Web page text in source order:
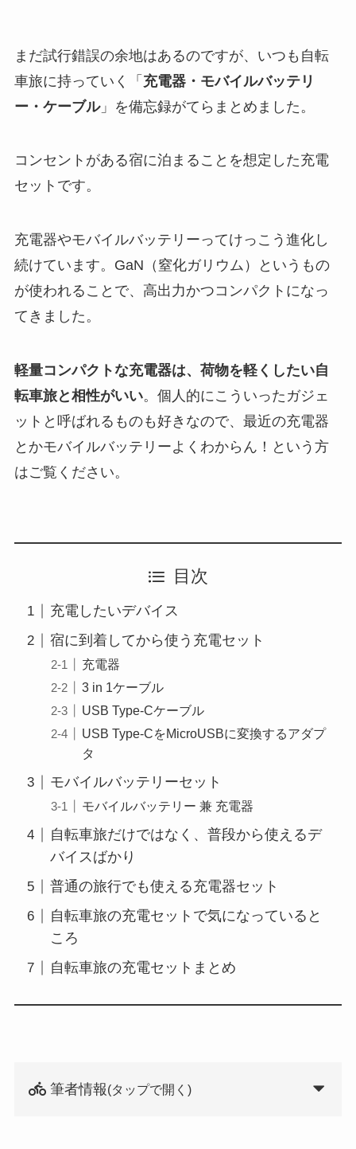
まだ試行錯誤の余地はあるのですが、いつも自転
車旅に持っていく「 充電器・モバイルバッテリ
ー・ケーブル」を備忘録がてらまとめました。
コンセントがある宿に泊まることを想定した充電
セットです。
充電器やモバイルバッテリーってけっこう進化し
続けています。GaN（窒化ガリウム）というもの
が使われることで、高出力かつコンパクトになっ
てきました。
軽量コンパクトな充電器は、荷物を軽くしたい自
転車旅と相性がいい。個人的にこういったガジェ
ットと呼ばれるものも好きなので、最近の充電器
とかモバイルバッテリーよくわからん！という方
はご覧ください。
目次
充電したいデバイス
宿に到着してから使う充電セット
充電器
3 in 1ケーブル
USB Type-Cケーブル
USB Type-CをMicroUSBに変換するアダプ
タ
モバイルバッテリーセット
モバイルバッテリー 兼 充電器
自転車旅だけではなく、普段から使えるデ
バイスばかり
普通の旅行でも使える充電器セット
自転車旅の充電セットで気になっていると
ころ
自転車旅の充電セットまとめ
筆者情報(タップで開く)